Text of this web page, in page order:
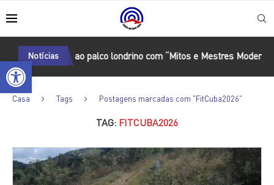
Open toolbar
Notícias
retorna ao palco londrino com “Mitos e Mestres Modernos”
Casa Tags Postagens marcadas com "FitCuba2026"
TAG: FITCUBA2026